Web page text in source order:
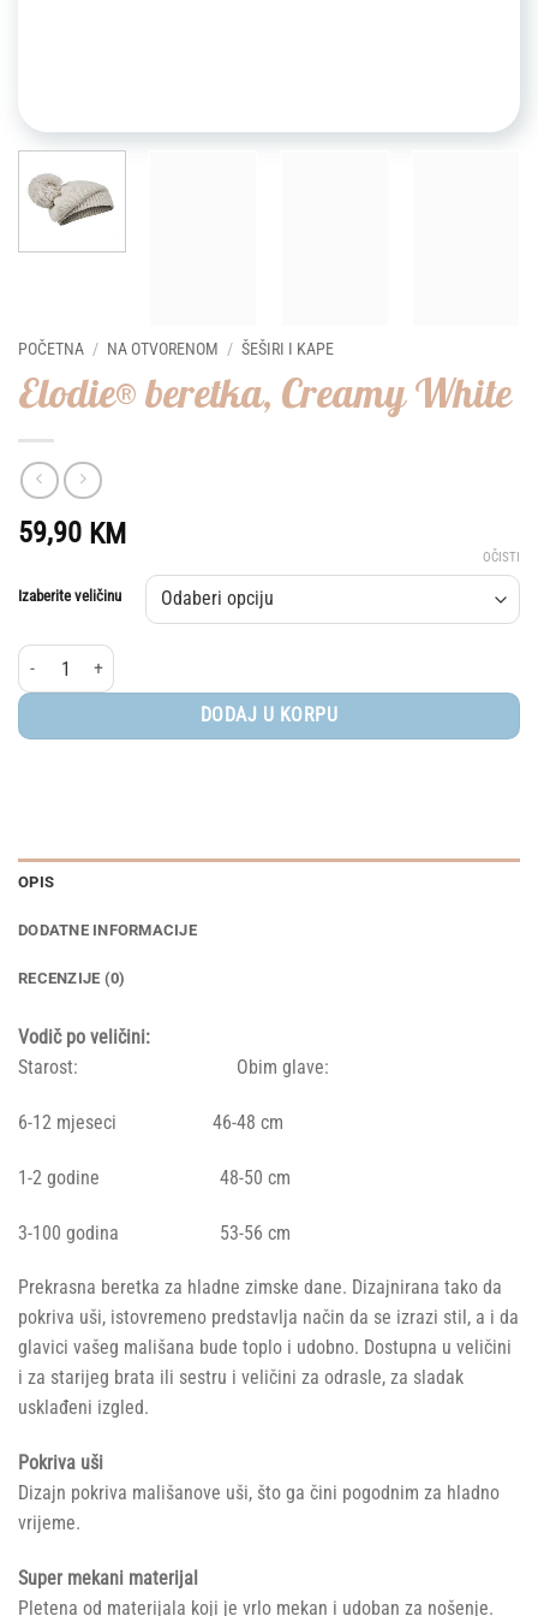
POČETNA / NA OTVORENOM / ŠEŠIRI I KAPE
Elodie® beretka, Creamy White
59,90 KM
Izaberite veličinu
OČISTI
Elodie® beretka, Creamy White količina
DODAJ U KORPU
OPIS
DODATNE INFORMACIJE
RECENZIJE (0)
Vodič po veličini:
Starost: Obim glave:
6-12 mjeseci 46-48 cm
1-2 godine 48-50 cm
3-100 godina 53-56 cm
Prekrasna beretka za hladne zimske dane. Dizajnirana tako da
pokriva uši, istovremeno predstavlja način da se izrazi stil, a i da
glavici vašeg mališana bude toplo i udobno. Dostupna u veličini
i za starijeg brata ili sestru i veličini za odrasle, za sladak
usklađeni izgled.
Pokriva uši
Dizajn pokriva mališanove uši, što ga čini pogodnim za hladno
vrijeme.
Super mekani materijal
Pletena od materijala koji je vrlo mekan i udoban za nošenje.